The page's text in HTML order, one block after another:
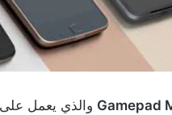
Gamepad والذي يعمل